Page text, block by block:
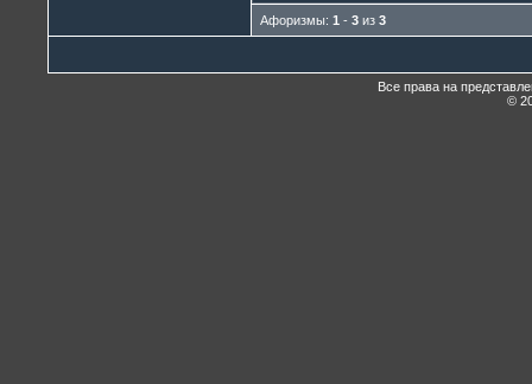
Афоризмы: 1 - 3 из 3
Все права на
©